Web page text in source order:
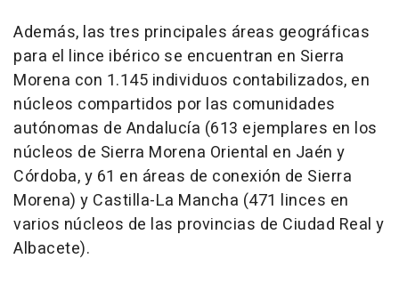
Además, las tres principales áreas geográficas
para el lince ibérico se encuentran en Sierra
Morena con 1.145 individuos contabilizados, en
núcleos compartidos por las comunidades
autónomas de Andalucía (613 ejemplares en los
núcleos de Sierra Morena Oriental en Jaén y
Córdoba, y 61 en áreas de conexión de Sierra
Morena) y Castilla-La Mancha (471 linces en
varios núcleos de las provincias de Ciudad Real y
Albacete).